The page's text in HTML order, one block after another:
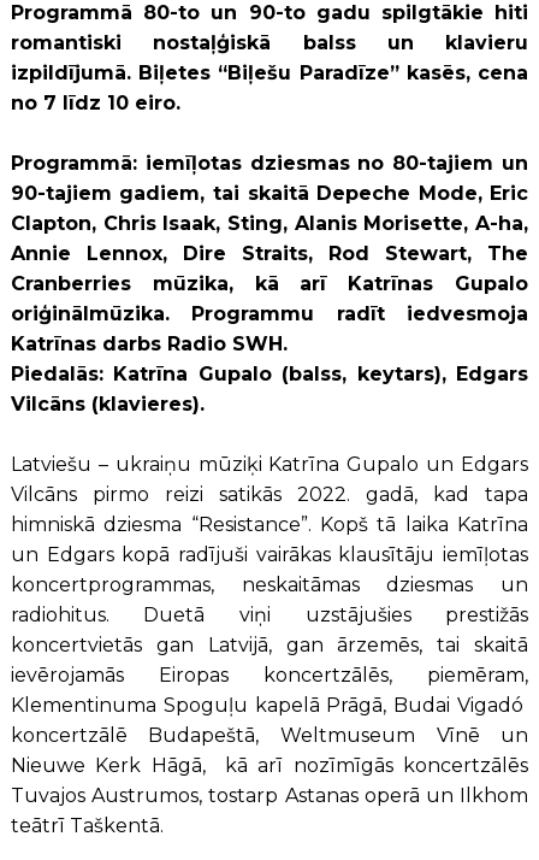
Programmā 80-to un 90-to gadu spilgtākie hiti
romantiski nostaļģiskā balss un klavieru
izpildījumā. Biļetes “Biļešu Paradīze” kasēs, cena
no 7 līdz 10 eiro.
Programmā: iemīļotas dziesmas no 80-tajiem un
90-tajiem gadiem, tai skaitā Depeche Mode, Eric
Clapton, Chris Isaak, Sting, Alanis Morisette, A-ha,
Annie Lennox, Dire Straits, Rod Stewart, The
Cranberries mūzika, kā arī Katrīnas Gupalo
oriģinālmūzika. Programmu radīt iedvesmoja
Katrīnas darbs Radio SWH.
Piedalās: Katrīna Gupalo (balss, keytars), Edgars
Vilcāns (klavieres).
Latviešu – ukraiņu mūziķi Katrīna Gupalo un Edgars
Vilcāns pirmo reizi satikās 2022. gadā, kad tapa
himniskā dziesma “Resistance”. Kopš tā laika Katrīna
un Edgars kopā radījuši vairākas klausītāju iemīļotas
koncertprogrammas, neskaitāmas dziesmas un
radiohitus. Duetā viņi uzstājušies prestižās
koncertvietās gan Latvijā, gan ārzemēs, tai skaitā
ievērojamās Eiropas koncertzālēs, piemēram,
Klementinuma Spoguļu kapelā Prāgā, Budai Vigadó
koncertzālē Budapeštā, Weltmuseum Vīnē un
Nieuwe Kerk Hāgā, kā arī nozīmīgās koncertzālēs
Tuvajos Austrumos, tostarp Astanas operā un Ilkhom
teātrī Taškentā.